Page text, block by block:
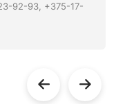
92-93, +375-17-